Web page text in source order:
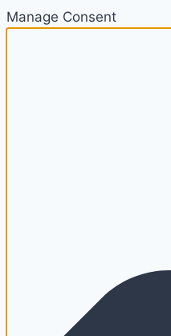
Manage Consent